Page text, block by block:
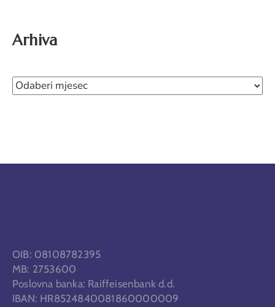
Arhiva
OIB: 08108782395
MB: 2753600
Poslovna banka: Raiffeisenbank d.d.
IBAN: HR8524840081860000009